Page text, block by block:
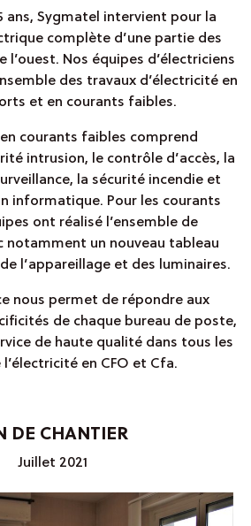
ans, Sygmatel intervient pour la
complète d’une partie des
l’ouest. Nos équipes d’électriciens
des travaux d’électricité en
et en courants faibles.
courants faibles comprend
intrusion, le contrôle d’accès, la
la sécurité incendie et
informatique. Pour les courants
ont réalisé l’ensemble de
notamment un nouveau tableau
l’appareillage et des luminaires.
nous permet de répondre aux
de chaque bureau de poste,
de haute qualité dans tous les
en CFO et Cfa.
DE CHANTIER
Juillet 2021